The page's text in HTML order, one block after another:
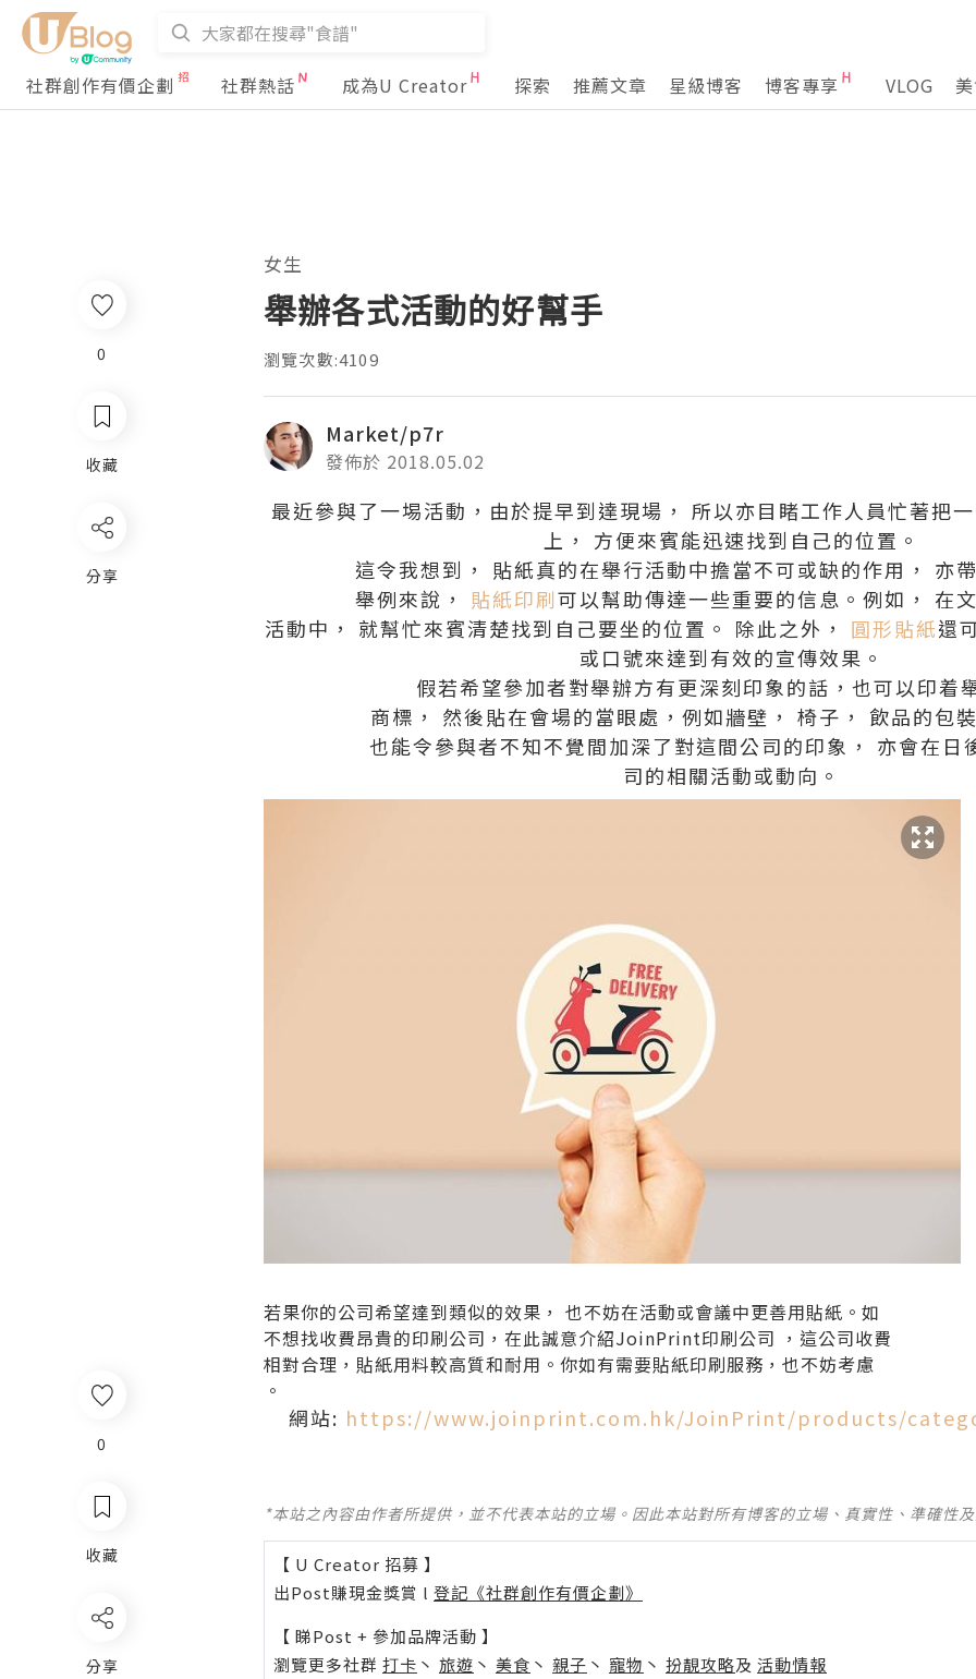
社群創作有價企劃
社群熱話 成為U Creator 探索 推薦文章 星級博客 博客專享 VLOG
0
收藏
分享
女生
舉辦各式活動的好幫手
瀏覽次數:4109
Market/p7r
發佈於 2018.05.02
最近參與了一埸活動，由於提早到達現場， 所以亦目睹工作人員忙著把
上， 方便來賓能迅速找到自己的位置。
這令我想到， 貼紙真的在舉行活動中擔當不可或缺的作用， 亦
舉例來說， 貼紙印刷可以幫助傳達一些重要的信息。例如， 在
活動中， 就幫忙來賓清楚找到自己要坐的位置。 除此之外， 圓形貼紙還
或口號來達到有效的宣傳效果。
假若希望參加者對舉辦方有更深刻印象的話，也可以印着
商標， 然後貼在會場的當眼處，例如牆壁， 椅子， 飲品的包
也能令參與者不知不覺間加深了對這間公司的印象， 亦會在日
司的相關活動或動向。
若果你的公司希望達到類似的效果， 也不妨在活動或會議中更善用貼紙。如
不想找收費昂貴的印刷公司，在此誠意介紹JoinPrint印刷公司 ，這公司收費
相對合理，貼紙用料較高質和耐用。你如有需要貼紙印刷服務，也不妨考慮
。
網站: https://www.joinprint.com.hk/JoinPrint/products/
*本站之內容由作者所提供，並不代表本站的立場。因此本站對所有博客的立場、真實性、準確性
【 U Creator 招募 】
出Post賺現金獎賞 l 登記《社群創作有價企劃》
【 睇Post + 參加品牌活動 】
瀏覽更多社群 打卡 丶 旅遊 丶 美食 丶 親子 丶 寵物 丶 扮靚攻略及 活動情報
0
收藏
分享